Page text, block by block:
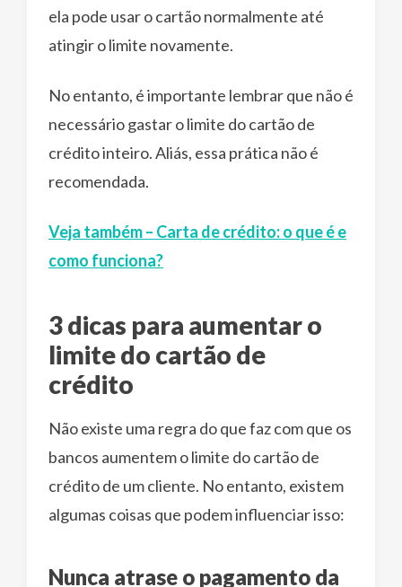
ela pode usar o cartão normalmente até
atingir o limite novamente.
No entanto, é importante lembrar que não é
necessário gastar o limite do cartão de
crédito inteiro. Aliás, essa prática não é
recomendada.
Veja também – Carta de crédito: o que é e
como funciona?
3 dicas para aumentar o
limite do cartão de
crédito
Não existe uma regra do que faz com que os
bancos aumentem o limite do cartão de
crédito de um cliente. No entanto, existem
algumas coisas que podem influenciar isso:
Nunca atrase o pagamento da